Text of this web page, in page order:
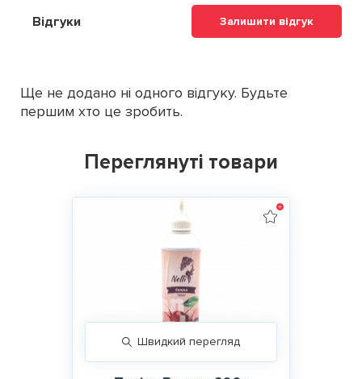
Відгуки Залишити відгук
Ще не додано ні одного відгуку. Будьте
першим хто це зробить.
Переглянуті товари
Швидкий перегляд